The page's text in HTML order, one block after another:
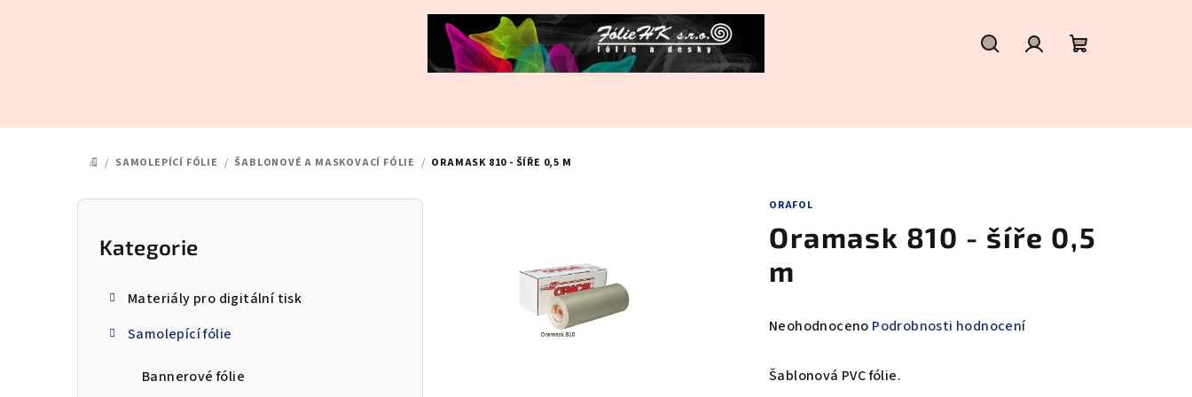
košík
DOMŮ
/ SAMOLEPÍCÍ FÓLIE / ŠABLONOVÉ A MASKOVACÍ FÓLIE / ORAMASK 810 - ŠÍŘE 0,5 M
P
Přeskočit
kategorie
Kategorie
Materiály pro digitální tisk
Samolepící fólie
Bannerové fólie
ORAFOL
Oramask 810 - šíře 0,5
m
Průměrné
produktu
Neohodnoceno Podrobnosti hodnocení
Šablonová PVC fólie.